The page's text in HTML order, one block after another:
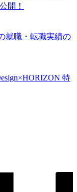
開！
就職・転職実績の
特